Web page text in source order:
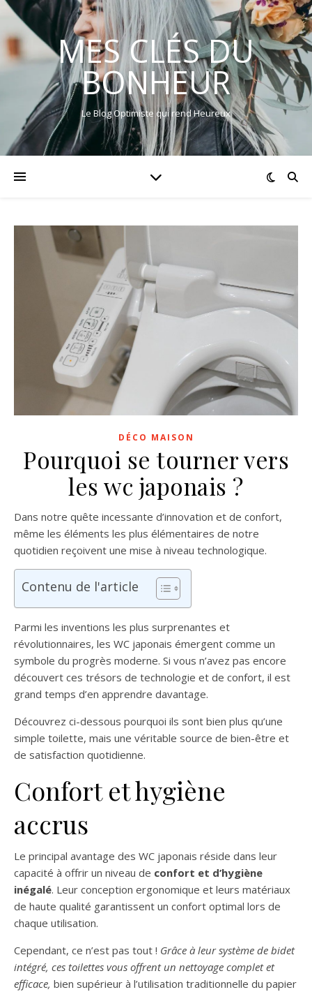
MES CLÉS DU
BONHEUR
Le Blog Optimiste qui rend Heureux
DÉCO MAISON
Pourquoi se tourner vers
les wc japonais ?
Dans notre quête incessante d’innovation et de confort,
même les éléments les plus élémentaires de notre
quotidien reçoivent une mise à niveau technologique.
Contenu de l'article
Parmi les inventions les plus surprenantes et
révolutionnaires, les WC japonais émergent comme un
symbole du progrès moderne. Si vous n’avez pas encore
découvert ces trésors de technologie et de confort, il est
grand temps d’en apprendre davantage.
Découvrez ci-dessous pourquoi ils sont bien plus qu’une
simple toilette, mais une véritable source de bien-être et
de satisfaction quotidienne.
Confort et hygiène
accrus
Le principal avantage des WC japonais réside dans leur
capacité à offrir un niveau de confort et d’hygiène
inégalé. Leur conception ergonomique et leurs matériaux
de haute qualité garantissent un confort optimal lors de
chaque utilisation.
Cependant, ce n’est pas tout ! Grâce à leur système de bidet
intégré, ces toilettes vous offrent un nettoyage complet et
efficace, bien supérieur à l’utilisation traditionnelle du papier